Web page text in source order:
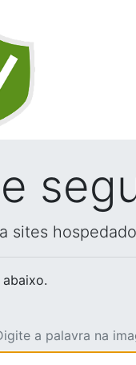
sites
a palavra na